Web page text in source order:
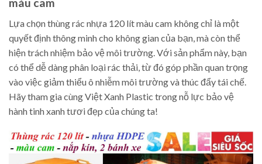
màu cam
Lựa chọn thùng rác nhựa 120 lít màu cam không chỉ là một
quyết định thông minh cho không gian của bạn, mà còn thể
hiện trách nhiệm bảo vệ môi trường. Với sản phẩm này, bạn
có thể dễ dàng phân loại rác thải, từ đó góp phần quan trọng
vào việc giảm thiểu ô nhiễm môi trường và thúc đẩy tái chế.
Hãy tham gia cùng Việt Xanh Plastic trong nỗ lực bảo vệ
hành tinh xanh tươi đẹp của chúng ta!